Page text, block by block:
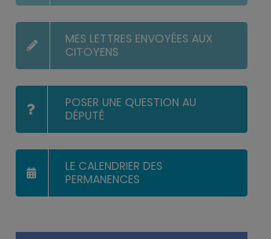
MES LETTRES ENVOYÉES AUX
CITOYENS
POSER UNE QUESTION AU
DÉPUTÉ
LE CALENDRIER DES
PERMANENCES